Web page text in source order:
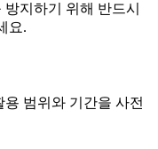
지하기 위해 반드시
요.
범위와 기간을 사전